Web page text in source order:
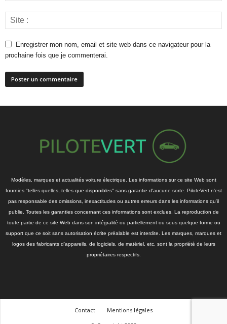
Enregistrer mon nom, email et site web dans ce navigateur pour la
prochaine fois que je commenterai.
Modèles, marques et actualités voiture électrique. Les informations sur ce site Web sont
fournies "telles quelles, telles que disponibles" sans garantie d'aucune sorte. PiloteVert n'est
pas responsable des omissions, inexactitudes ou autres erreurs dans les informations qu'il
publie. Toutes les garanties concernant ces informations sont exclues. La reproduction de
toute partie de ce site Web dans son intégralité ou partiellement ou sous quelque forme ou
support que ce soit sans autorisation écrite préalable est interdite. Les marques, marques et
logos des fabricants d'appareils, de logiciels, de matériel, etc. sont la propriété de leurs
propriétaires respectifs.
Contact
Mentions légales